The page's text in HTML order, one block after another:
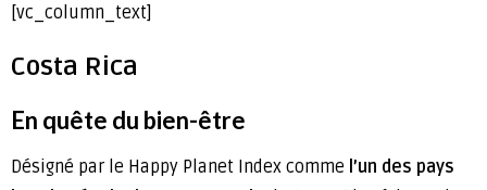
[vc_column_text]
Costa Rica
En quête du bien-être
Désigné par le Happy Planet Index comme l’un des pays